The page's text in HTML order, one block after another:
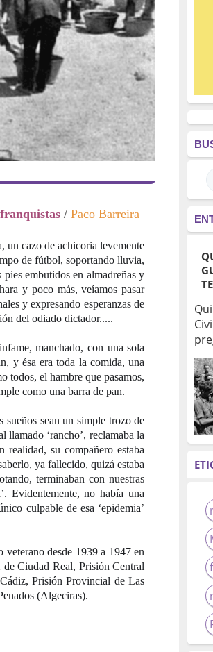
/ Paco Barreira
un cazo de achicoria levemente
de fútbol, soportando lluvia,
embutidos en almadreñas y
y poco más, veíamos pasar
y expresando esperanzas de
del odiado dictador.....
manchado, con una sola
y ésa era toda la comida, una
todos, el hambre que pasamos,
como una barra de pan.
sueños sean un simple trozo de
llamado ‘rancho’, reclamaba la
realidad, su compañero estaba
ya fallecido, quizá estaba
terminaban con nuestras
Evidentemente, no había una
culpable de esa ‘epidemia’
desde 1939 a 1947 en
Ciudad Real, Prisión Central
Prisión Provincial de Las
(Algeciras).